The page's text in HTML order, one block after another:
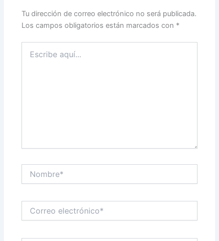
Tu dirección de correo electrónico no será publicada.
Los campos obligatorios están marcados con *
aquí...
electrónico*